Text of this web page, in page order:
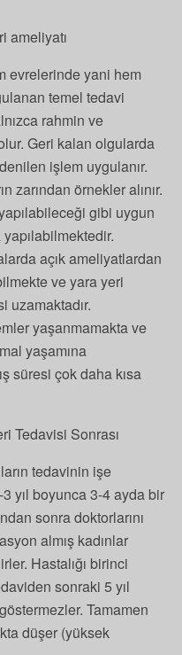
ameliyatı
evrelerinde yani hem
temel tedavi
rahmin ve
Geri kalan olgularda
işlem uygulanır.
zarından örnekler alınır.
gibi uygun
açık ameliyatlardan
ve yara yeri
uzamaktadır.
yaşanmamakta ve
yaşamına
süresi çok daha kısa
Tedavisi Sonrası
tedavinin işe
yıl boyunca 3-4 ayda bir
sonra doktorlarını
almış kadınlar
Hastalığı birinci
sonraki 5 yıl
Tamamen
düşer (yüksek